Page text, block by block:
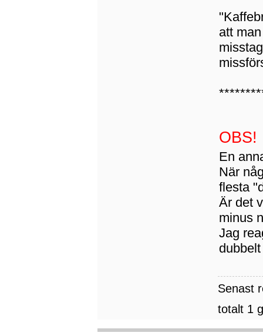
att
OBS!
En
När
flesta
Är det
minus
Jag
Senast
totalt 1